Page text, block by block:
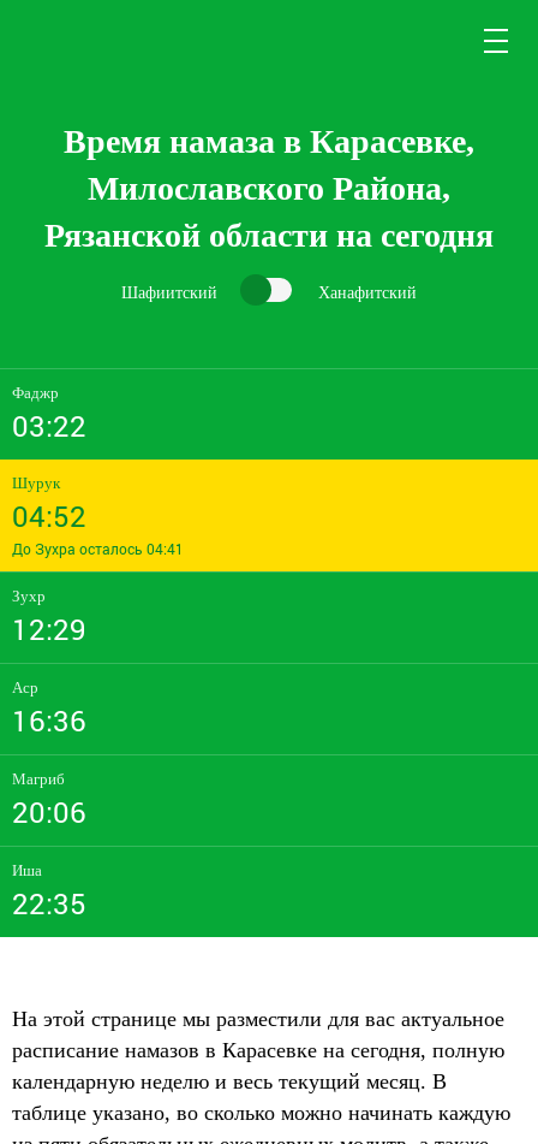
Время намаза в Карасевке,
Милославского Района,
Рязанской области на сегодня
Шафиитский Ханафитский
Фаджр
03:22
Шурук
04:52
До Зухра осталось 04:41
Зухр
12:29
Аср
16:36
Магриб
20:06
Иша
22:35
На этой странице мы разместили для вас актуальное
расписание намазов в Карасевке на сегодня, полную
календарную неделю и весь текущий месяц. В
таблице указано, во сколько можно начинать каждую